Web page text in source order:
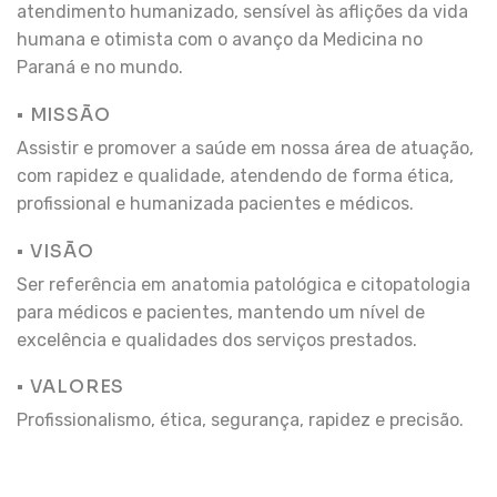
atendimento humanizado, sensível às aflições da vida
humana e otimista com o avanço da Medicina no
Paraná e no mundo.
• MISSÃO
Assistir e promover a saúde em nossa área de atuação,
com rapidez e qualidade, atendendo de forma ética,
profissional e humanizada pacientes e médicos.
• VISÃO
Ser referência em anatomia patológica e citopatologia
para médicos e pacientes, mantendo um nível de
excelência e qualidades dos serviços prestados.
• VALORES
Profissionalismo, ética, segurança, rapidez e precisão.